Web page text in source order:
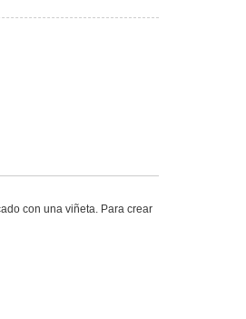
con una viñeta. Para crear